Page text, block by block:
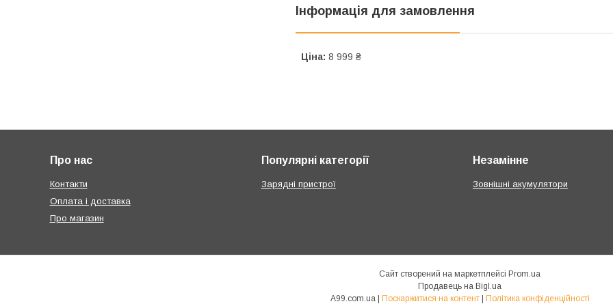
Інформація для замовлення
Ціна: 8 999 ₴
Про нас
Контакти
Оплата і доставка
Про магазин
Популярні категорії
Зарядні пристрої
Незамінне
Зовнішні акумулятори
Сайт створений на маркетплейсі Prom.ua
Продавець на Bigl.ua
Поскаржитися на контент Політика конфіденційності